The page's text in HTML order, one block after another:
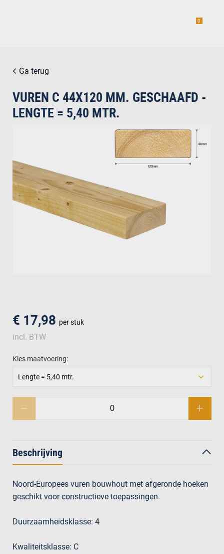
0
Ga terug
€ 17,98 per stuk
incl. BTW
Kies maatvoering:
Lengte = 5,40 mtr.
VUREN C 44X120 MM. GESCHAAFD -
LENGTE = 5,40 MTR.
Beschrijving
Noord-Europees vuren bouwhout met afgeronde hoeken
geschikt voor constructieve toepassingen.
Duurzaamheidsklasse: 4
Kwaliteitsklasse: C